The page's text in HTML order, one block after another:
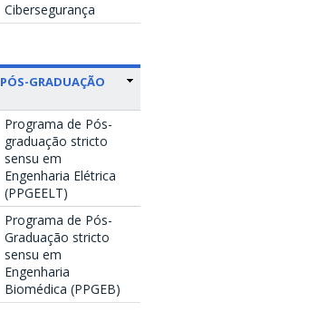
Cibersegurança
PÓS-GRADUAÇÃO
Programa de Pós-
graduação stricto
sensu em
Engenharia Elétrica
(PPGEELT)
Programa de Pós-
Graduação stricto
sensu em
Engenharia
Biomédica (PPGEB)